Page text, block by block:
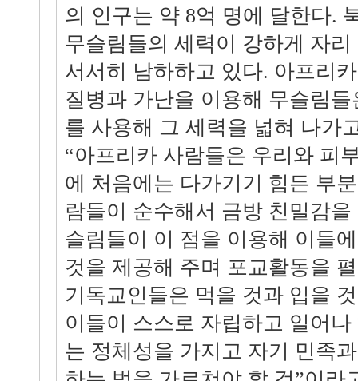
의 인구는 약 8억 명에 달한다.
무슬림들의 세력이 강하게 자
서서히 남하하고 있다. 아프리
질병과 가난을 이용해 무슬림
를 사용해 그 세력을 넓혀 나가
“아프리카 사람들은 우리와 피
에 처음에는 다가기기 힘든 부
람들이 순수해서 금방 친밀감
슬림들이 이 점을 이용해 이들
것을 제공해 주며 포교활동을
기독교인들은 먹을 것과 입을
이들이 스스로 자립하고 일어
는 정체성을 가지고 자기 민족